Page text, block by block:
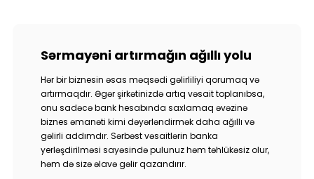
Sərmayəni artırmağın ağıllı yolu
Hər bir biznesin əsas məqsədi gəlirliliyi qorumaq və
artırmaqdır. Əgər şirkətinizdə artıq vəsait toplanıbsa,
onu sadəcə bank hesabında saxlamaq əvəzinə
biznes əmanəti kimi dəyərləndirmək daha ağıllı və
gəlirli addımdır. Sərbəst vəsaitlərin banka
yerləşdirilməsi sayəsində pulunuz həm təhlükəsiz olur,
həm də sizə əlavə gəlir qazandırır.